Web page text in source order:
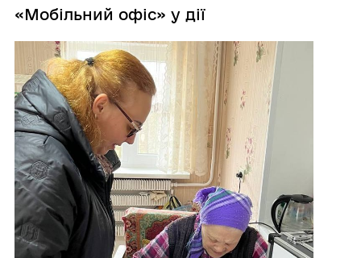
«Мобільний офіс» у дії